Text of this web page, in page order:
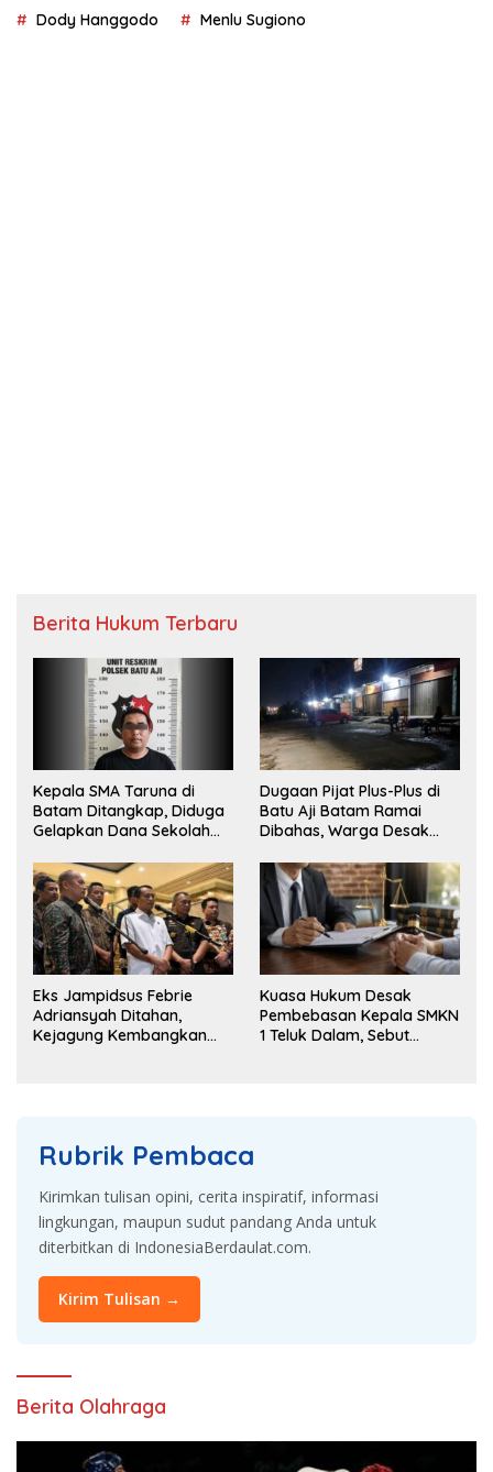
Dody Hanggodo Menlu Sugiono
Berita Hukum Terbaru
Kepala SMA Taruna di
Batam Ditangkap, Diduga
Gelapkan Dana Sekolah
Dugaan Pijat Plus-Plus di
Batu Aji Batam Ramai
Dibahas, Warga Desak
Eks Jampidsus Febrie
Adriansyah Ditahan,
Kejagung Kembangkan
Kuasa Hukum Desak
Pembebasan Kepala SMKN
1 Teluk Dalam, Sebut
Rubrik Pembaca
Kirimkan tulisan opini, cerita inspiratif, informasi
lingkungan, maupun sudut pandang Anda untuk
diterbitkan di IndonesiaBerdaulat.com.
Kirim Tulisan →
Berita Olahraga